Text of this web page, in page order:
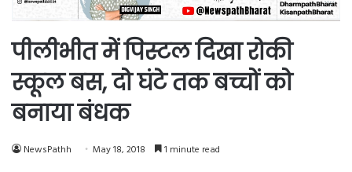
पीलीभीत में पिस्टल दिखा रोकी
स्कूल बस, दो घंटे तक बच्चों को
बनाया बंधक
NewsPathh May 18, 2018 1 minute read